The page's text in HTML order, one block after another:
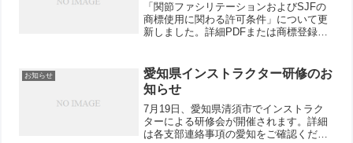
「関節ファシリテーションおよびSJFの
商標使用に関わる許可条件」について更
新しました。詳細PDFまたは商標登録に
お知らせ
愛知県インストラクター研修のお
知らせ
7月19日、愛知県清須市でインストラク
ターによる研修会が開催されます。詳細
は各支部連絡事項の愛知をご確認くださ